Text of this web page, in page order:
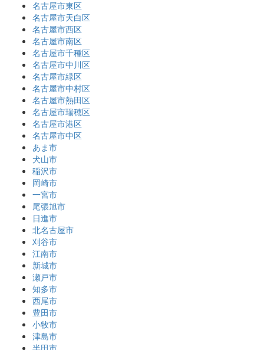
名古屋市東区
名古屋市天白区
名古屋市西区
名古屋市南区
名古屋市千種区
名古屋市中川区
名古屋市緑区
名古屋市中村区
名古屋市熱田区
名古屋市瑞穂区
名古屋市港区
名古屋市中区
あま市
犬山市
稲沢市
岡崎市
一宮市
尾張旭市
日進市
北名古屋市
刈谷市
江南市
新城市
瀬戸市
知多市
西尾市
豊田市
小牧市
津島市
半田市